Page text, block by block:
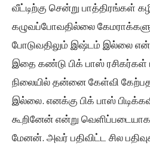
வீட்டிற்கு சென்று பாத்திரங்கள்
கழுவப்போவதில்லை
போடுவதிலும் இஷ்டம் இல்லை
இதை கண்டு பிக் பாஸ் ரசிகர்கள்
நிலையில் தன்னை கேள்வி
இல்லை. எனக்கு பிக் பாஸ்
கூறினேன் என்று
மேனன். அவர் பதிவிட்ட சில